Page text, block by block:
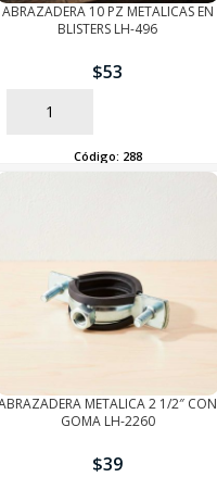
ABRAZADERA 10 PZ METALICAS EN
BLISTERS LH-496
$53
AÑADIR
Código: 288
METALICA 2 1/2″ CON
GOMA LH-2260
$39